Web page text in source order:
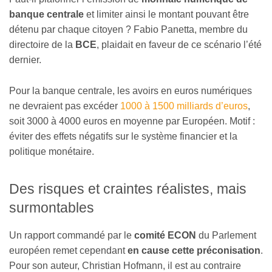
banque centrale et limiter ainsi le montant pouvant être
détenu par chaque citoyen ? Fabio Panetta, membre du
directoire de la BCE, plaidait en faveur de ce scénario l’été
dernier.
Pour la banque centrale, les avoirs en euros numériques
ne devraient pas excéder 1000 à 1500 milliards d’euros,
soit 3000 à 4000 euros en moyenne par Européen. Motif :
éviter des effets négatifs sur le système financier et la
politique monétaire.
Des risques et craintes réalistes, mais
surmontables
Un rapport commandé par le comité ECON du Parlement
européen remet cependanten cause cette préconisation.
Pour son auteur, Christian Hofmann, il est au contraire